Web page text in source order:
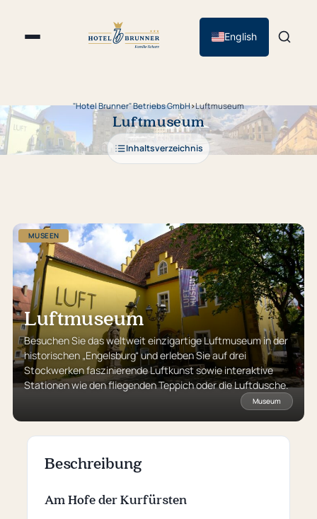
English
"Hotel Brunner" Betriebs GmbH›Luftmuseum
Luftmuseum
Inhaltsverzeichnis
MUSEEN
Luftmuseum
Besuchen Sie das weltweit einzigartige Luftmuseum in der
historischen „Engelsburg“ und erleben Sie auf drei
Stockwerken faszinierende Luftkunst sowie interaktive
Stationen wie den fliegenden Teppich oder die Luftdusche.
Museum
Beschreibung
Am Hofe der Kurfürsten